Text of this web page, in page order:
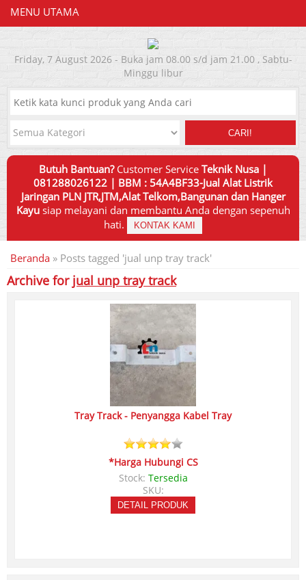
MENU UTAMA
Friday, 7 August 2026 - Buka jam 08.00 s/d jam 21.00 , Sabtu-
Minggu libur
CARI!
Butuh Bantuan?Customer Service Teknik Nusa |
081288026122 | BBM : 54A4BF33-Jual Alat Listrik
Jaringan PLN JTR,JTM,Alat Telkom,Bangunan dan Hanger
Kayusiap melayani dan membantu Anda dengan sepenuh
hati.
KONTAK KAMI
Beranda » Posts tagged 'jual unp tray track'
Archive for jual unp tray track
Tray Track - Penyangga Kabel Tray
*Harga Hubungi CS
Stock: Tersedia
SKU:
DETAIL PRODUK